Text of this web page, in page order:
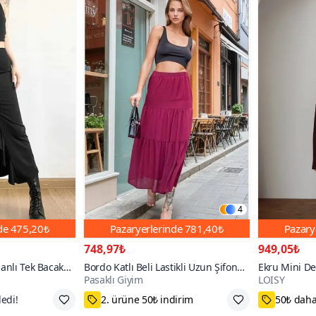
475,20₺
Tek Bacak
Maksi
4
Pazaryerlerinde781,40₺
748,97₺
Bordo Katlı Beli Lastikli Uzun Şifon
Etek
Pasaklı Giyim
75₺ Kupon Fırsatı
949,05₺
Ekru Mini
LOISY
S,M,L,XL